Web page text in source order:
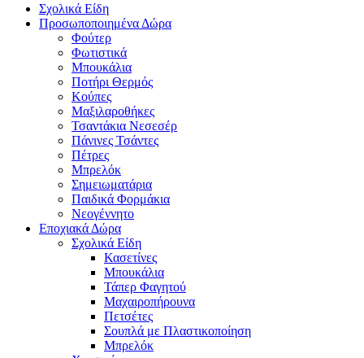
Σχολικά Είδη
Προσωποποιημένα Δώρα
Φούτερ
Φωτιστικά
Μπουκάλια
Ποτήρι Θερμός
Κούπες
Μαξιλαροθήκες
Τσαντάκια Νεσεσέρ
Πάνινες Τσάντες
Πέτρες
Μπρελόκ
Σημειωματάρια
Παιδικά Φορμάκια
Νεογέννητο
Εποχιακά Δώρα
Σχολικά Είδη
Κασετίνες
Μπουκάλια
Τάπερ Φαγητού
Μαχαιροπήρουνα
Πετσέτες
Σουπλά με Πλαστικοποίηση
Μπρελόκ